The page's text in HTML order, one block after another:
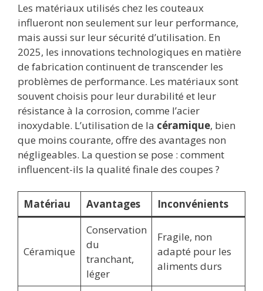
Les matériaux utilisés chez les couteaux
influeront non seulement sur leur performance,
mais aussi sur leur sécurité d’utilisation. En
2025, les innovations technologiques en matière
de fabrication continuent de transcender les
problèmes de performance. Les matériaux sont
souvent choisis pour leur durabilité et leur
résistance à la corrosion, comme l’acier
inoxydable. L’utilisation de la céramique, bien
que moins courante, offre des avantages non
négligeables. La question se pose : comment
influencent-ils la qualité finale des coupes ?
Matériau Avantages Inconvénients
Céramique
Conservation
du
tranchant,
léger
Fragile, non
adapté pour les
aliments durs